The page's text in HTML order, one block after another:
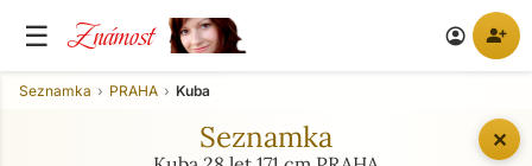
☰ Známost account_circle person_add
✕
Seznamka PRAHA Kuba
Seznamka